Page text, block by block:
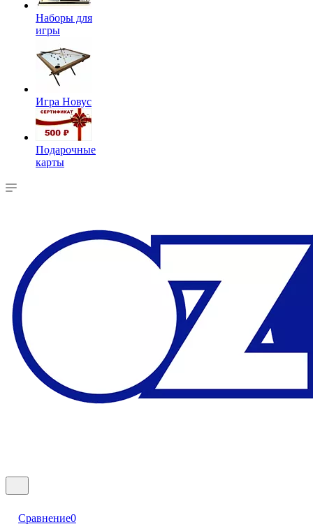
Наборы для
игры
Игра Новус
Подарочные
карты
Сравнение0